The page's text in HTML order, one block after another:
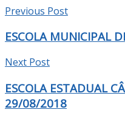
Previous Post
ESCOLA MUNICIPAL
Next Post
ESCOLA ESTADUAL
29/08/2018